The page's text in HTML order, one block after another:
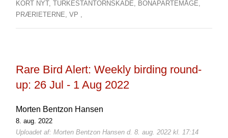
KORT NYT, TURKESTANTORNSKADE, BONAPARTEMÅGE,
PRÆRIETERNE, VP ,
Rare Bird Alert: Weekly birding round-
up: 26 Jul - 1 Aug 2022
Morten Bentzon Hansen
8. aug. 2022
Uploadet af: Morten Bentzon Hansen d. 8. aug. 2022 kl. 17:14